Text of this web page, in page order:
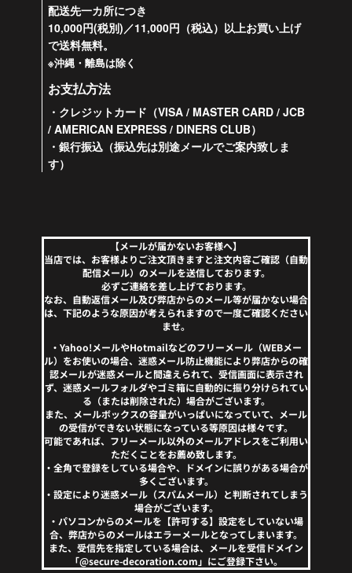
配送先一カ所につき
10,000円(税別)／11,000円（税込）以上お買い上げ
で送料無料。
※沖縄・離島は除く
お支払方法
・クレジットカード（VISA / MASTER CARD / JCB
/ AMERICAN EXPRESS / DINERS CLUB）
・銀行振込（振込先は別途メールでご案内致しま
す）
【メールが届かないお客様へ】
当店では、お客様よりご注文頂きますと注文内容ご確認（自動
配信メール）のメールを送信しております。
必ずご連絡を差し上げております。
なお、自動返信メール及び弊店からのメール等が届かない場合
は、下記のような原因が考えられますので一度ご確認ください
ませ。
・Yahoo!メールやHotmailなどのフリーメール（WEBメー
ル）をお使いの場合、迷惑メール防止機能により弊店からの確
認メールが迷惑メールと間違えられて、受信画面に表示され
ず、迷惑メールフォルダやゴミ箱に自動的に振り分けられてい
る（または削除された）場合がございます。
また、メールボックスの容量がいっぱいになっていて、メール
の受信ができない状態になっている等原因は様々です。
可能であれば、フリーメール以外のメールアドレスをご利用い
ただくことをお薦め致します。
・全角で登録をしている場合や、ドメインに誤りがある場合が
多くございます。
・設定により迷惑メール（スパムメール）と判断されてしまう
場合がございます。
・パソコンからのメールを【許可する】設定をしていない場
合、弊店からのメールはエラーメールとなってしまいます。
また、受信先を指定している場合は、メールを受信ドメイン
「@secure-decoration.com」にご登録下さい。